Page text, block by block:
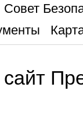
Совет